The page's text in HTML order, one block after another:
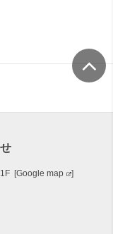
[Google map
]